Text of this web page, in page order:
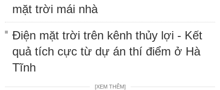
mặt trời mái nhà
Điện mặt trời trên kênh thủy lợi - Kết
quả tích cực từ dự án thí điểm ở Hà
Tĩnh
[XEM THÊM]